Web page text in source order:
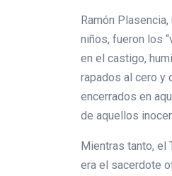
Ramón
niños, fueron los
en el castigo,
rapados al cero y
encerrados en
de aquellos
Mientras tanto, el
era el sacerdote